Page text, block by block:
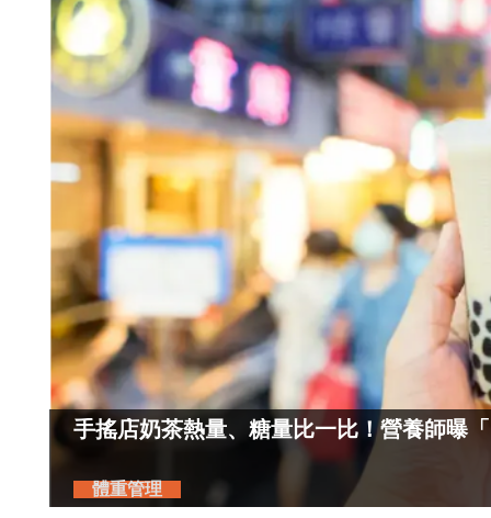
手搖店奶茶熱量、糖量比一比！營養師曝
體重管理